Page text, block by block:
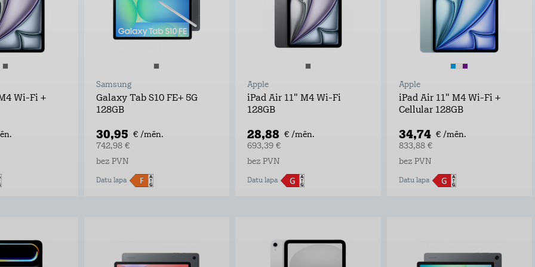
Wi-Fi +
Samsung
Galaxy Tab S10 FE+ 5G
128GB
30,95 € /mēn.
742,98 €
bez PVN
Datu lapa
Apple
iPad Air 11" M4 Wi-Fi
128GB
28,88 € /mēn.
693,39 €
bez PVN
Datu lapa
Apple
iPad Air 11" M4 Wi-Fi +
Cellular 128GB
34,74 € /mēn.
833,88 €
bez PVN
Datu lapa